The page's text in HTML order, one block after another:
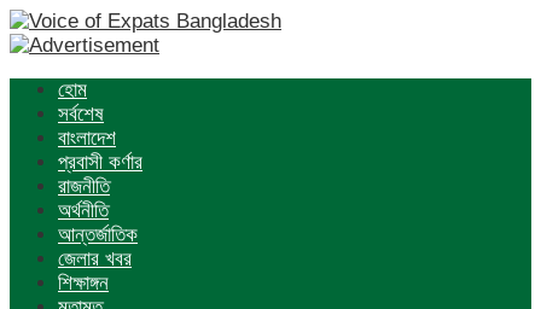
হোম
সর্বশেষ
বাংলাদেশ
প্রবাসী কর্ণার
রাজনীতি
অর্থনীতি
আন্তর্জাতিক
জেলার খবর
শিক্ষাঙ্গন